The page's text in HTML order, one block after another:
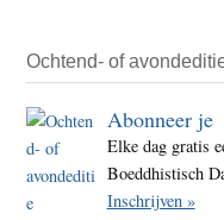
Ochtend- of
Abonneer je
Elke dag gratis
Boeddhistisch
Inschrijven »